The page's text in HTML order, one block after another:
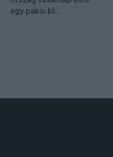
egy paksi bl...